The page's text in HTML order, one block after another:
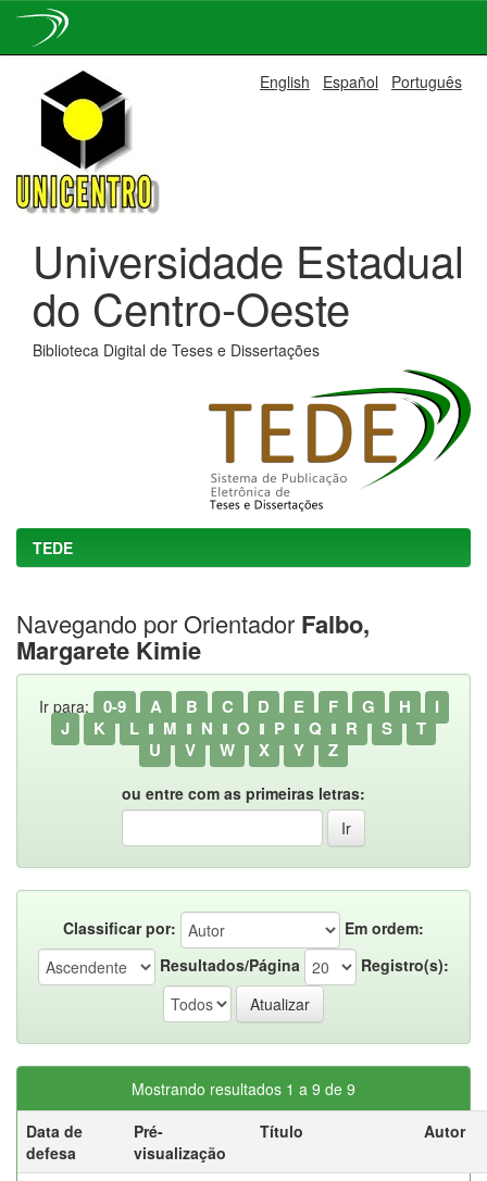
navigation
English Español Português
Universidade Estadual
do Centro-Oeste
Biblioteca Digital de Teses e Dissertações
TEDE
Navegando por Orientador Falbo,
Margarete Kimie
Ir para: 0-9 A B C D E F G H
I
J
K L M N O P Q R S
T
U
V W X Y Z
ou entre com as primeiras letras:
Classificar por:
Em ordem:
Resultados/Página
Registro(s):
Mostrando resultados 1 a 9 de 9
Data de
defesa
Pré-
visualização
Título Autor